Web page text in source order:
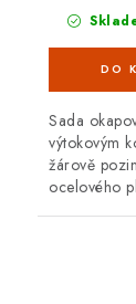
Sada
výtokovým
žárově
ocelového